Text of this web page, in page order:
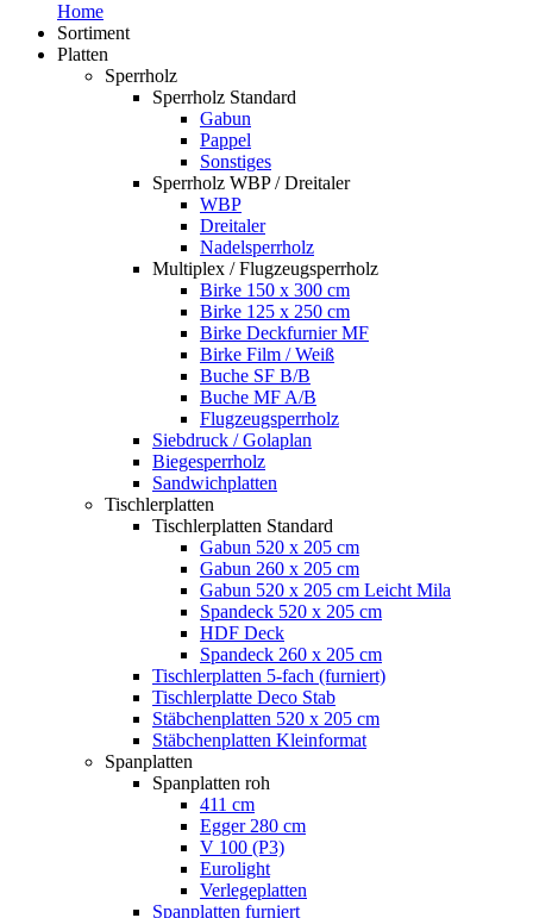
Home
Sortiment
Platten
Sperrholz
Sperrholz Standard
Gabun
Pappel
Sonstiges
Sperrholz WBP / Dreitaler
WBP
Dreitaler
Nadelsperrholz
Multiplex / Flugzeugsperrholz
Birke 150 x 300 cm
Birke 125 x 250 cm
Birke Deckfurnier MF
Birke Film / Weiß
Buche SF B/B
Buche MF A/B
Flugzeugsperrholz
Siebdruck / Golaplan
Biegesperrholz
Sandwichplatten
Tischlerplatten
Tischlerplatten Standard
Gabun 520 x 205 cm
Gabun 260 x 205 cm
Gabun 520 x 205 cm Leicht Mila
Spandeck 520 x 205 cm
HDF Deck
Spandeck 260 x 205 cm
Tischlerplatten 5-fach (furniert)
Tischlerplatte Deco Stab
Stäbchenplatten 520 x 205 cm
Stäbchenplatten Kleinformat
Spanplatten
Spanplatten roh
411 cm
Egger 280 cm
V 100 (P3)
Eurolight
Verlegeplatten
Spanplatten furniert